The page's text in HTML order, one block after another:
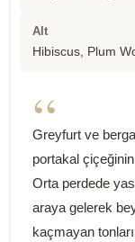
Alt
Hibiscus, Plum
“
Greyfurt ve
portakal çiçeğinin
Orta perdede
araya gelerek
kaçmayan